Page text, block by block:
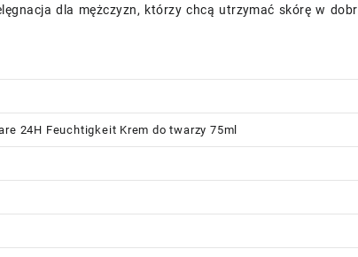
dla mężczyzn, którzy chcą utrzymać skórę w
24H Feuchtigkeit Krem do twarzy 75ml